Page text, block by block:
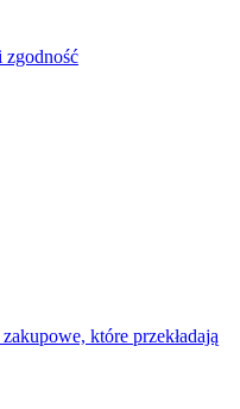
zgodność
które przekładają